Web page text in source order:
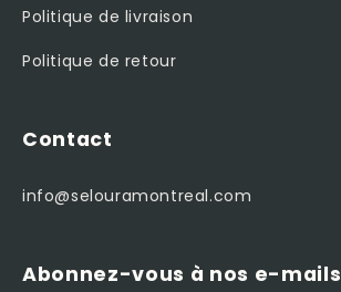
Politique de livraison
Politique de retour
Contact
info@selouramontreal.com
Abonnez-vous à nos e-mails